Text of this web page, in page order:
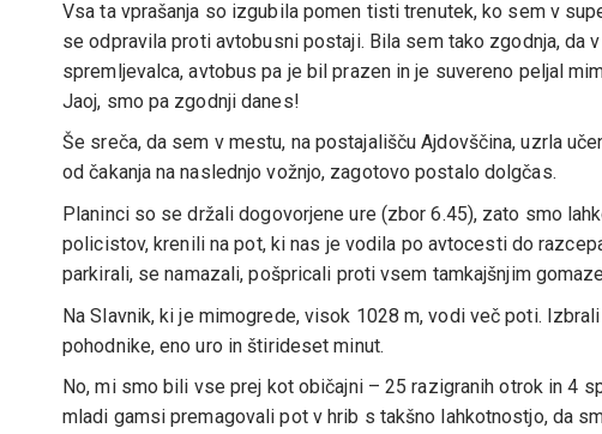
Vsa ta vprašanja so izgubila pomen tisti trenutek, ko sem v
se odpravila proti avtobusni postaji. Bila sem tako zgodnja, da
spremljevalca, avtobus pa je bil prazen in je suvereno peljal
Jaoj, smo pa zgodnji danes!
Še sreča, da sem v mestu, na postajališču Ajdovščina, uzrla
od čakanja na naslednjo vožnjo, zagotovo postalo dolgčas.
Planinci so se držali dogovorjene ure (zbor 6.45), zato smo
policistov, krenili na pot, ki nas je vodila po avtocesti do
parkirali, se namazali, pošpricali proti vsem tamkajšnjim
Na Slavnik, ki je mimogrede, visok 1028 m, vodi več poti.
pohodnike, eno uro in štirideset minut.
No, mi smo bili vse prej kot običajni – 25 razigranih otrok in 4
mladi gamsi premagovali pot v hrib s takšno lahkotnostjo, da